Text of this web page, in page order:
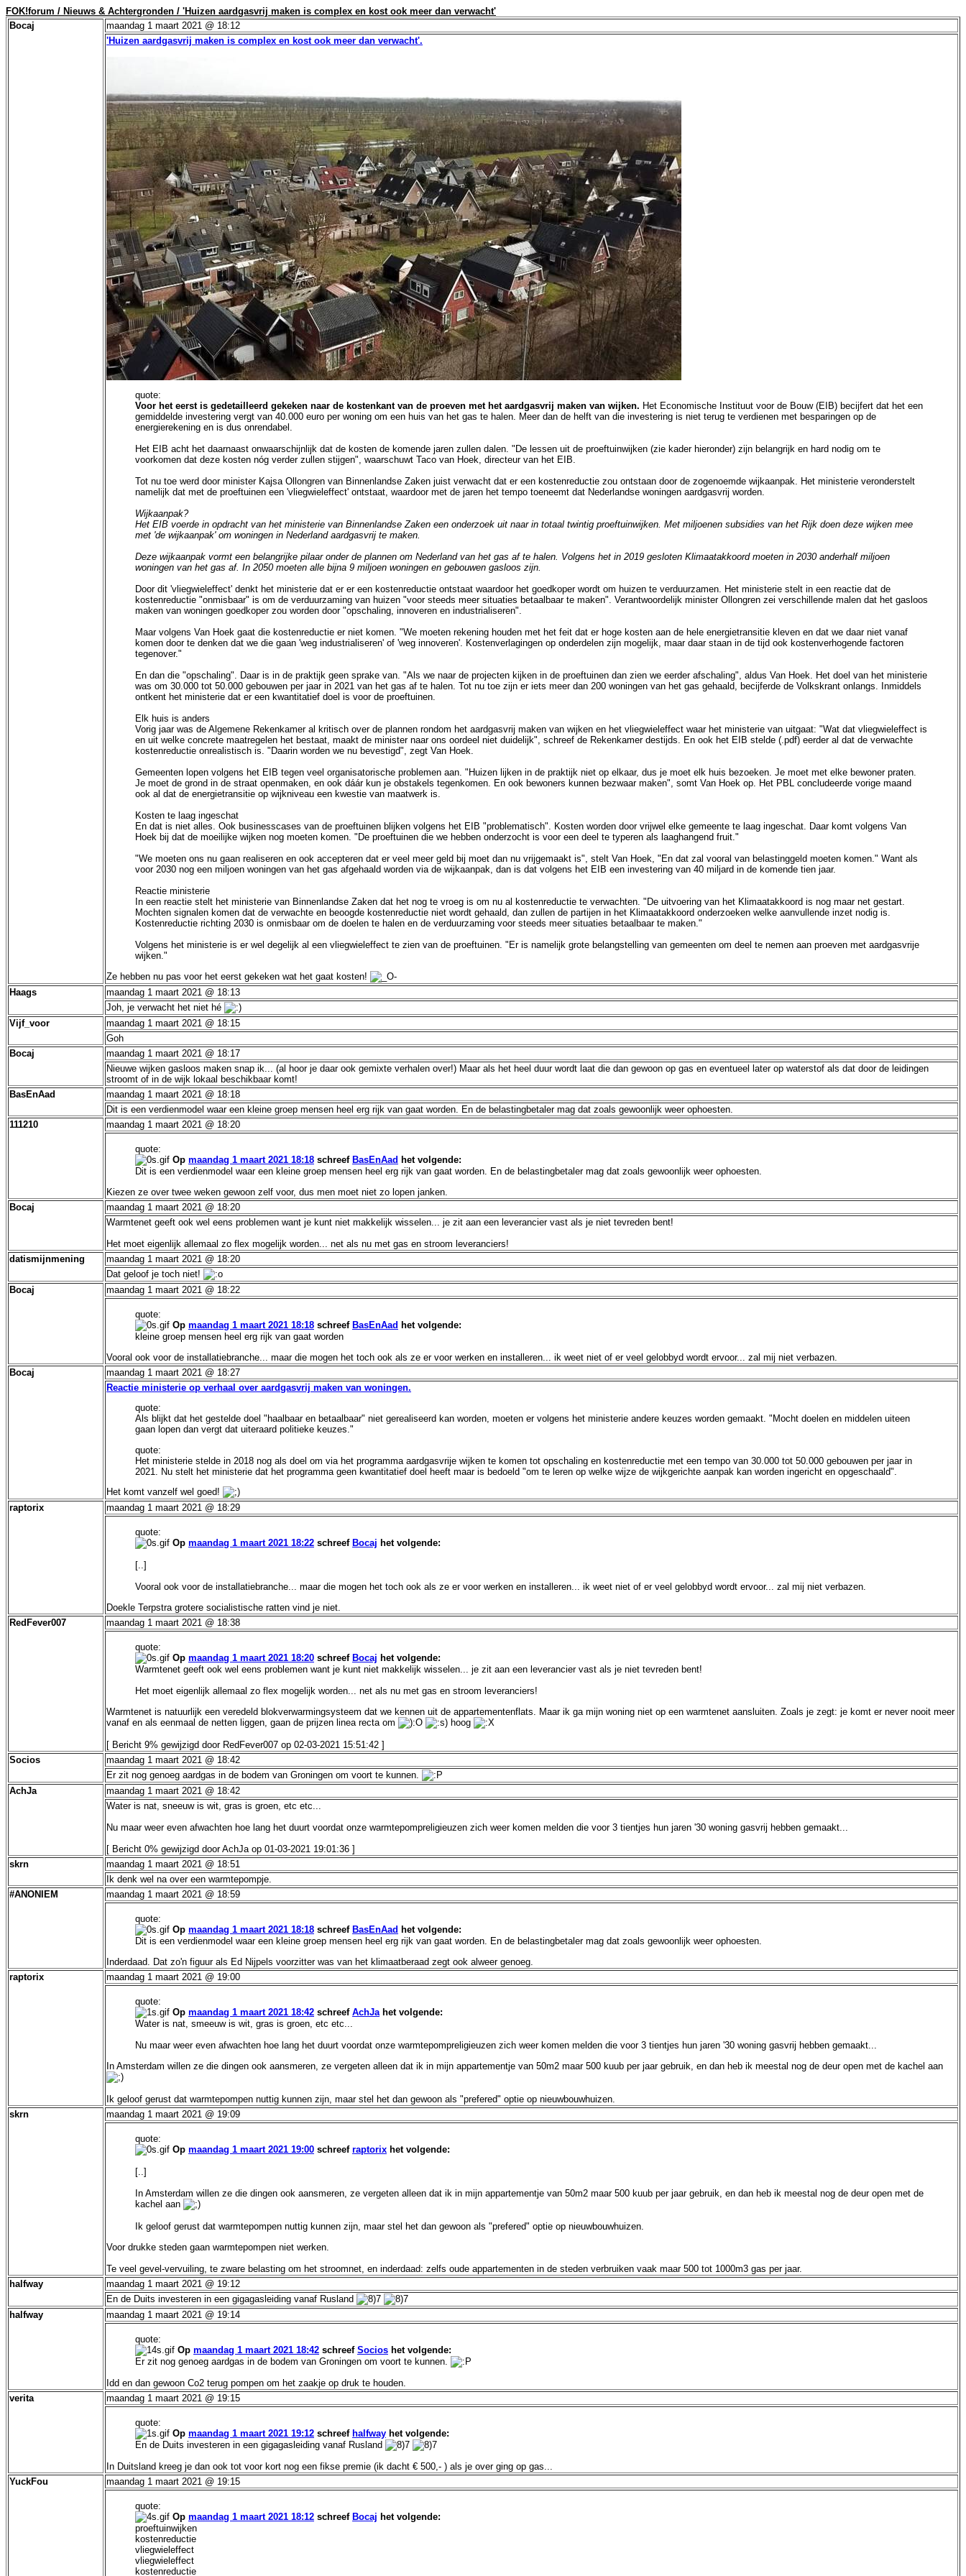
FOK!forum / Nieuws & Achtergronden / 'Huizen aardgasvrij maken is complex en kost ook meer dan verwacht'
Bocaj
maandag 1 maart 2021 @ 18:12
'Huizen aardgasvrij maken is complex en kost ook meer dan verwacht'.
quote:
Voor het eerst is gedetailleerd gekeken naar de kostenkant van de proeven met het aardgasvrij maken van wijken. Het Economische Instituut voor de Bouw (EIB) becijfert dat het een
gemiddelde investering vergt van 40.000 euro per woning om een huis van het gas te halen. Meer dan de helft van die investering is niet terug te verdienen met besparingen op de
energierekening en is dus onrendabel.
Het EIB acht het daarnaast onwaarschijnlijk dat de kosten de komende jaren zullen dalen. "De lessen uit de proeftuinwijken (zie kader hieronder) zijn belangrijk en hard nodig om te
voorkomen dat deze kosten nóg verder zullen stijgen", waarschuwt Taco van Hoek, directeur van het EIB.
Tot nu toe werd door minister Kajsa Ollongren van Binnenlandse Zaken juist verwacht dat er een kostenreductie zou ontstaan door de zogenoemde wijkaanpak. Het ministerie veronderstelt
namelijk dat met de proeftuinen een 'vliegwieleffect' ontstaat, waardoor met de jaren het tempo toeneemt dat Nederlandse woningen aardgasvrij worden.
Wijkaanpak?
Het EIB voerde in opdracht van het ministerie van Binnenlandse Zaken een onderzoek uit naar in totaal twintig proeftuinwijken. Met miljoenen subsidies van het Rijk doen deze wijken mee
met 'de wijkaanpak' om woningen in Nederland aardgasvrij te maken.
Deze wijkaanpak vormt een belangrijke pilaar onder de plannen om Nederland van het gas af te halen. Volgens het in 2019 gesloten Klimaatakkoord moeten in 2030 anderhalf miljoen
woningen van het gas af. In 2050 moeten alle bijna 9 miljoen woningen en gebouwen gasloos zijn.
Door dit 'vliegwieleffect' denkt het ministerie dat er er een kostenreductie ontstaat waardoor het goedkoper wordt om huizen te verduurzamen. Het ministerie stelt in een reactie dat de
kostenreductie "onmisbaar" is om de verduurzaming van huizen "voor steeds meer situaties betaalbaar te maken". Verantwoordelijk minister Ollongren zei verschillende malen dat het gasloos
maken van woningen goedkoper zou worden door "opschaling, innoveren en industrialiseren".
Maar volgens Van Hoek gaat die kostenreductie er niet komen. "We moeten rekening houden met het feit dat er hoge kosten aan de hele energietransitie kleven en dat we daar niet vanaf
komen door te denken dat we die gaan 'weg industrialiseren' of 'weg innoveren'. Kostenverlagingen op onderdelen zijn mogelijk, maar daar staan in de tijd ook kostenverhogende factoren
tegenover."
En dan die "opschaling". Daar is in de praktijk geen sprake van. "Als we naar de projecten kijken in de proeftuinen dan zien we eerder afschaling", aldus Van Hoek. Het doel van het ministerie
was om 30.000 tot 50.000 gebouwen per jaar in 2021 van het gas af te halen. Tot nu toe zijn er iets meer dan 200 woningen van het gas gehaald, becijferde de Volkskrant onlangs. Inmiddels
ontkent het ministerie dat er een kwantitatief doel is voor de proeftuinen.
Elk huis is anders
Vorig jaar was de Algemene Rekenkamer al kritisch over de plannen rondom het aardgasvrij maken van wijken en het vliegwieleffect waar het ministerie van uitgaat: "Wat dat vliegwieleffect is
en uit welke concrete maatregelen het bestaat, maakt de minister naar ons oordeel niet duidelijk", schreef de Rekenkamer destijds. En ook het EIB stelde (.pdf) eerder al dat de verwachte
kostenreductie onrealistisch is. "Daarin worden we nu bevestigd", zegt Van Hoek.
Gemeenten lopen volgens het EIB tegen veel organisatorische problemen aan. "Huizen lijken in de praktijk niet op elkaar, dus je moet elk huis bezoeken. Je moet met elke bewoner praten.
Je moet de grond in de straat openmaken, en ook dáár kun je obstakels tegenkomen. En ook bewoners kunnen bezwaar maken", somt Van Hoek op. Het PBL concludeerde vorige maand
ook al dat de energietransitie op wijkniveau een kwestie van maatwerk is.
Kosten te laag ingeschat
En dat is niet alles. Ook businesscases van de proeftuinen blijken volgens het EIB "problematisch". Kosten worden door vrijwel elke gemeente te laag ingeschat. Daar komt volgens Van
Hoek bij dat de moeilijke wijken nog moeten komen. "De proeftuinen die we hebben onderzocht is voor een deel te typeren als laaghangend fruit."
"We moeten ons nu gaan realiseren en ook accepteren dat er veel meer geld bij moet dan nu vrijgemaakt is", stelt Van Hoek, "En dat zal vooral van belastinggeld moeten komen." Want als
voor 2030 nog een miljoen woningen van het gas afgehaald worden via de wijkaanpak, dan is dat volgens het EIB een investering van 40 miljard in de komende tien jaar.
Reactie ministerie
In een reactie stelt het ministerie van Binnenlandse Zaken dat het nog te vroeg is om nu al kostenreductie te verwachten. "De uitvoering van het Klimaatakkoord is nog maar net gestart.
Mochten signalen komen dat de verwachte en beoogde kostenreductie niet wordt gehaald, dan zullen de partijen in het Klimaatakkoord onderzoeken welke aanvullende inzet nodig is.
Kostenreductie richting 2030 is onmisbaar om de doelen te halen en de verduurzaming voor steeds meer situaties betaalbaar te maken."
Volgens het ministerie is er wel degelijk al een vliegwieleffect te zien van de proeftuinen. "Er is namelijk grote belangstelling van gemeenten om deel te nemen aan proeven met aardgasvrije
wijken."
Ze hebben nu pas voor het eerst gekeken wat het gaat kosten!
Haags
maandag 1 maart 2021 @ 18:13
Joh, je verwacht het niet hé
Vijf_voor
maandag 1 maart 2021 @ 18:15
Goh
Bocaj
maandag 1 maart 2021 @ 18:17
Nieuwe wijken gasloos maken snap ik... (al hoor je daar ook gemixte verhalen over!) Maar als het heel duur wordt laat die dan gewoon op gas en eventueel later op waterstof als dat door de leidingen
stroomt of in de wijk lokaal beschikbaar komt!
BasEnAad
maandag 1 maart 2021 @ 18:18
Dit is een verdienmodel waar een kleine groep mensen heel erg rijk van gaat worden. En de belastingbetaler mag dat zoals gewoonlijk weer ophoesten.
111210
maandag 1 maart 2021 @ 18:20
quote:
Op maandag 1 maart 2021 18:18 schreef BasEnAad het volgende:
Dit is een verdienmodel waar een kleine groep mensen heel erg rijk van gaat worden. En de belastingbetaler mag dat zoals gewoonlijk weer ophoesten.
Kiezen ze over twee weken gewoon zelf voor, dus men moet niet zo lopen janken.
Bocaj
maandag 1 maart 2021 @ 18:20
Warmtenet geeft ook wel eens problemen want je kunt niet makkelijk wisselen... je zit aan een leverancier vast als je niet tevreden bent!
Het moet eigenlijk allemaal zo flex mogelijk worden... net als nu met gas en stroom leveranciers!
datismijnmening
maandag 1 maart 2021 @ 18:20
Dat geloof je toch niet!
Bocaj
maandag 1 maart 2021 @ 18:22
quote:
Op maandag 1 maart 2021 18:18 schreef BasEnAad het volgende:
kleine groep mensen heel erg rijk van gaat worden
Vooral ook voor de installatiebranche... maar die mogen het toch ook als ze er voor werken en installeren... ik weet niet of er veel gelobbyd wordt ervoor... zal mij niet verbazen.
Bocaj
maandag 1 maart 2021 @ 18:27
Reactie ministerie op verhaal over aardgasvrij maken van woningen.
quote:
Als blijkt dat het gestelde doel "haalbaar en betaalbaar" niet gerealiseerd kan worden, moeten er volgens het ministerie andere keuzes worden gemaakt. "Mocht doelen en middelen uiteen
gaan lopen dan vergt dat uiteraard politieke keuzes."
quote:
Het ministerie stelde in 2018 nog als doel om via het programma aardgasvrije wijken te komen tot opschaling en kostenreductie met een tempo van 30.000 tot 50.000 gebouwen per jaar in
2021. Nu stelt het ministerie dat het programma geen kwantitatief doel heeft maar is bedoeld "om te leren op welke wijze de wijkgerichte aanpak kan worden ingericht en opgeschaald".
Het komt vanzelf wel goed!
raptorix
maandag 1 maart 2021 @ 18:29
quote:
Op maandag 1 maart 2021 18:22 schreef Bocaj het volgende:
[..]
Vooral ook voor de installatiebranche... maar die mogen het toch ook als ze er voor werken en installeren... ik weet niet of er veel gelobbyd wordt ervoor... zal mij niet verbazen.
Doekle Terpstra grotere socialistische ratten vind je niet.
RedFever007
maandag 1 maart 2021 @ 18:38
quote:
Op maandag 1 maart 2021 18:20 schreef Bocaj het volgende:
Warmtenet geeft ook wel eens problemen want je kunt niet makkelijk wisselen... je zit aan een leverancier vast als je niet tevreden bent!
Het moet eigenlijk allemaal zo flex mogelijk worden... net als nu met gas en stroom leveranciers!
Warmtenet is natuurlijk een veredeld blokverwarmingsysteem dat we kennen uit de appartementenflats. Maar ik ga mijn woning niet op een warmtenet aansluiten. Zoals je zegt: je komt er never nooit meer
vanaf en als eenmaal de netten liggen, gaan de prijzen linea recta om
hoog
[ Bericht 9% gewijzigd door RedFever007 op 02-03-2021 15:51 :42 ]
Socios
maandag 1 maart 2021 @ 18:42
Er zit nog genoeg aardgas in de bodem van Groningen om voort te kunnen.
AchJa
maandag 1 maart 2021 @ 18:42
Water is nat, sneeuw is wit, gras is groen, etc etc...
Nu maar weer even afwachten hoe lang het duurt voordat onze warmtepompreligieuzen zich weer komen melden die voor 3 tientjes hun jaren '30 woning gasvrij hebben gemaakt...
[ Bericht 0% gewijzigd door AchJa op 01-03-2021 19:01:36 ]
skrn
maandag 1 maart 2021 @ 18:51
Ik denk wel na over een warmtepompje.
#ANONIEM
maandag 1 maart 2021 @ 18:59
quote:
Op maandag 1 maart 2021 18:18 schreef BasEnAad het volgende:
Dit is een verdienmodel waar een kleine groep mensen heel erg rijk van gaat worden. En de belastingbetaler mag dat zoals gewoonlijk weer ophoesten.
Inderdaad. Dat zo'n figuur als Ed Nijpels voorzitter was van het klimaatberaad zegt ook alweer genoeg.
raptorix
maandag 1 maart 2021 @ 19:00
quote:
Op maandag 1 maart 2021 18:42 schreef AchJahet volgende:
Water is nat, smeeuw is wit, gras is groen, etc etc...
Nu maar weer even afwachten hoe lang het duurt voordat onze warmtepompreligieuzen zich weer komen melden die voor 3 tientjes hun jaren '30 woning gasvrij hebben gemaakt...
In Amsterdam willen ze die dingen ook aansmeren, ze vergeten alleen dat ik in mijn appartementje van 50m2 maar 500 kuub per jaar gebruik, en dan heb ik meestal nog de deur open met de kachel aan
Ik geloof gerust dat warmtepompen nuttig kunnen zijn, maar stel het dan gewoon als "prefered" optie op nieuwbouwhuizen.
skrn
maandag 1 maart 2021 @ 19:09
quote:
Op maandag 1 maart 2021 19:00 schreef raptorix het volgende:
[..]
In Amsterdam willen ze die dingen ook aansmeren, ze vergeten alleen dat ik in mijn appartementje van 50m2 maar 500 kuub per jaar gebruik, en dan heb ik meestal nog de deur open met de
kachel aan
Ik geloof gerust dat warmtepompen nuttig kunnen zijn, maar stel het dan gewoon als "prefered" optie op nieuwbouwhuizen.
Voor drukke steden gaan warmtepompen niet werken.
Te veel gevel-vervuiling, te zware belasting om het stroomnet, en inderdaad: zelfs oude appartementen in de steden verbruiken vaak maar 500 tot 1000m3 gas per jaar.
halfway
maandag 1 maart 2021 @ 19:12
En de Duits investeren in een gigagasleiding vanaf Rusland
halfway
maandag 1 maart 2021 @ 19:14
quote:
Op maandag 1 maart 2021 18:42 schreef Socios het volgende:
Er zit nog genoeg aardgas in de bodem van Groningen om voort te kunnen.
Idd en dan gewoon Co2 terug pompen om het zaakje op druk te houden.
verita
maandag 1 maart 2021 @ 19:15
quote:
Op maandag 1 maart 2021 19:12 schreef halfway het volgende:
En de Duits investeren in een gigagasleiding vanaf Rusland
In Duitsland kreeg je dan ook tot voor kort nog een fikse premie (ik dacht € 500,- ) als je over ging op gas...
YuckFou
maandag 1 maart 2021 @ 19:15
quote:
Op maandag 1 maart 2021 18:12 schreef Bocaj het volgende:
proeftuinwijken
kostenreductie
vliegwieleffect
vliegwieleffect
kostenreductie